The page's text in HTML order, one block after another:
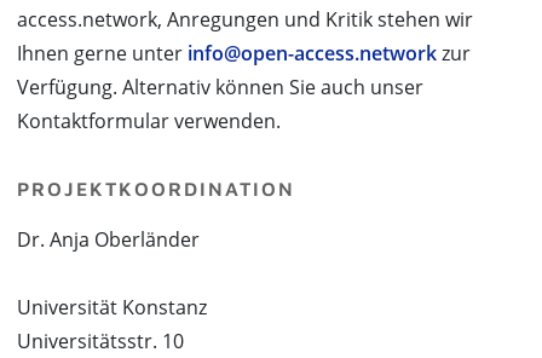
access.network, Anregungen und Kritik stehen wir
Ihnen gerne unter info@open-access.networkzur
Verfügung. Alternativ können Sie auch unser
Kontaktformular verwenden.
PROJEKTKOORDINATION
Dr. Anja Oberländer
Universität Konstanz
Universitätsstr. 10